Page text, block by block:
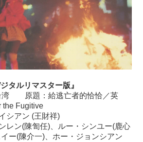
タルリマスター版』
湾 原題：給逃亡者的恰恰／英
the Fugitive
シアン (王財祥)
レン(陳訇任)、ルー・シンユー(鹿心
ー(陳介一)、ホー・ジョンシアン